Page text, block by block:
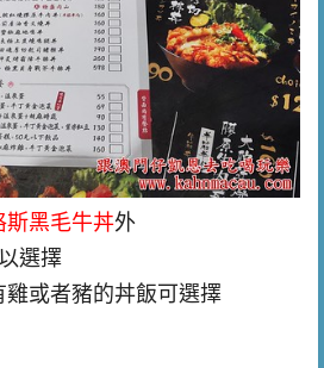
斯黑毛牛丼外
選擇
或者豬的丼飯可選擇